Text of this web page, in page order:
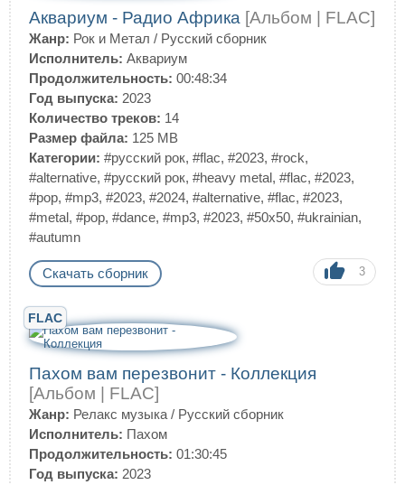
Аквариум - Радио Африка [Альбом | FLAC]
Жанр: Рок и Метал / Русский сборник
Исполнитель: Аквариум
Продолжительность: 00:48:34
Год выпуска: 2023
Количество треков: 14
Размер файла: 125 MB
Категории: #русский рок, #flac, #2023, #rock,
#alternative, #русский рок, #heavy metal, #flac, #2023,
#pop, #mp3, #2023, #2024, #alternative, #flac, #2023,
#metal, #pop, #dance, #mp3, #2023, #50x50, #ukrainian,
#autumn
Скачать сборник 3
FLAC
Пахом вам перезвонит - Коллекция
[Альбом | FLAC]
Жанр: Релакс музыка / Русский сборник
Исполнитель: Пахом
Продолжительность: 01:30:45
Год выпуска: 2023